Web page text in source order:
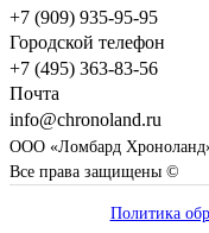
+7 (909) 935-95-95
Городской телефон
+7 (495) 363-83-56
Почта
info@chronoland.ru
ООО «Ломбард
Все права защищены ©
Политика